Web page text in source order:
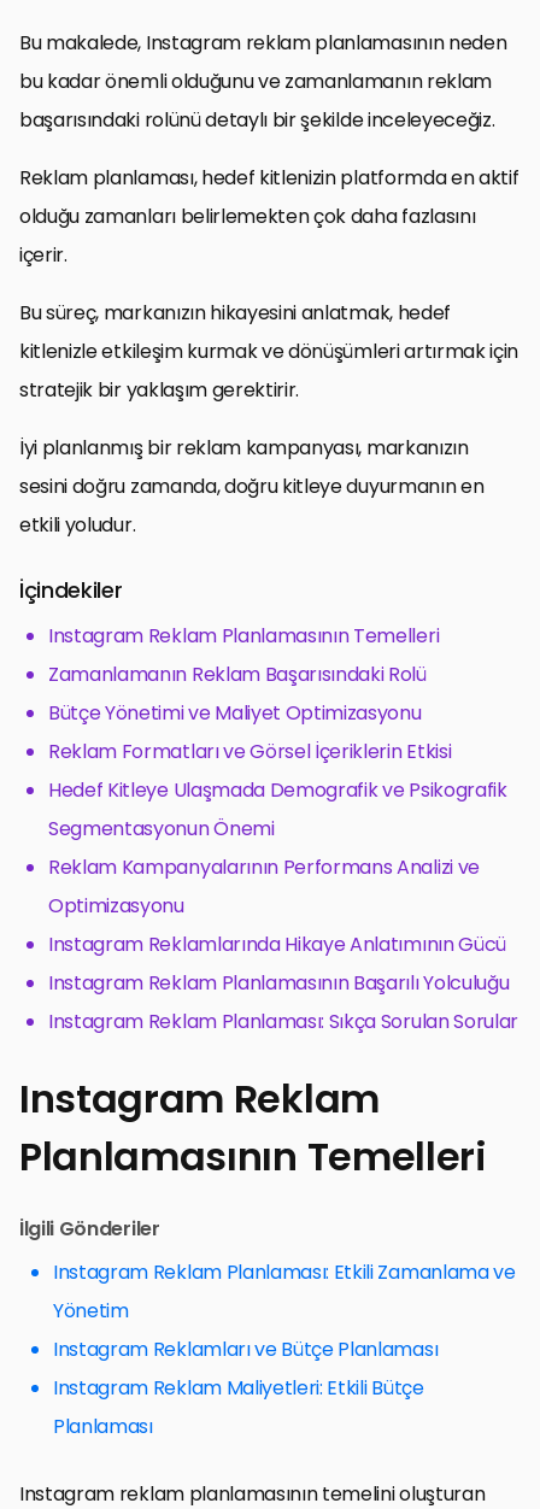
Bu makalede, Instagram reklam planlamasının neden
bu kadar önemli olduğunu ve zamanlamanın reklam
başarısındaki rolünü detaylı bir şekilde inceleyeceğiz.
Reklam planlaması, hedef kitlenizin platformda en aktif
olduğu zamanları belirlemekten çok daha fazlasını
içerir.
Bu süreç, markanızın hikayesini anlatmak, hedef
kitlenizle etkileşim kurmak ve dönüşümleri artırmak için
stratejik bir yaklaşım gerektirir.
İyi planlanmış bir reklam kampanyası, markanızın
sesini doğru zamanda, doğru kitleye duyurmanın en
etkili yoludur.
İçindekiler
Instagram Reklam Planlamasının Temelleri
Zamanlamanın Reklam Başarısındaki Rolü
Bütçe Yönetimi ve Maliyet Optimizasyonu
Reklam Formatları ve Görsel İçeriklerin Etkisi
Hedef Kitleye Ulaşmada Demografik ve Psikografik
Segmentasyonun Önemi
Reklam Kampanyalarının Performans Analizi ve
Optimizasyonu
Instagram Reklamlarında Hikaye Anlatımının Gücü
Instagram Reklam Planlamasının Başarılı Yolculuğu
Instagram Reklam Planlaması: Sıkça Sorulan Sorular
Instagram Reklam
Planlamasının Temelleri
İlgili Gönderiler
Instagram Reklam Planlaması: Etkili Zamanlama ve
Yönetim
Instagram Reklamları ve Bütçe Planlaması
Instagram Reklam Maliyetleri: Etkili Bütçe
Planlaması
Instagram reklam planlamasının temelini oluşturan